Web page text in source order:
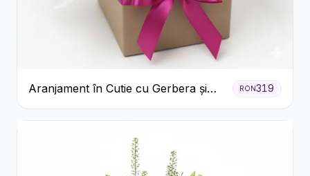
Aranjament în Cutie cu Gerbera și
Trandafiri Roz
RON319